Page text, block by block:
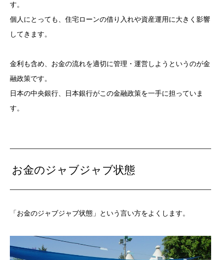
す。
個人にとっても、住宅ローンの借り入れや資産運用に大きく影響
してきます。
金利も含め、お金の流れを適切に管理・運営しようというのが金
融政策です。
日本の中央銀行、日本銀行がこの金融政策を一手に担っていま
す。
お金のジャブジャブ状態
「お金のジャブジャブ状態」という言い方をよくします。